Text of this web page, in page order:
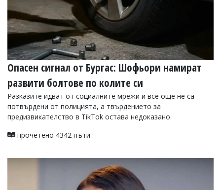
редакцията
не
отговорност
за
тях!
откриете
обиден
вас
коментар,
сигнализирайте
Опасен сигнал от Бургас: Шофьори намират
развити болтове по колите си
Разказите идват от социалните мрежи и все още не са
потвърдени от полицията, а твърдението за
предизвикателство в TikTok остава недоказано
прочетено 4342 пъти